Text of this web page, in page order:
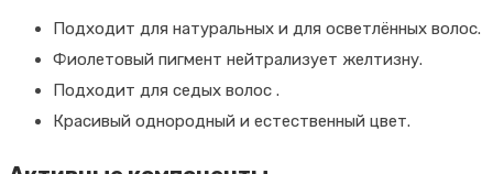
COLOR
COLD
SHAMPOO
VELIAN,
Подходит для натуральных и для осветлённых волос.
Фиолетовый пигмент нейтрализует желтизну.
Подходит для седых волос .
Красивый однородный и естественный цвет.